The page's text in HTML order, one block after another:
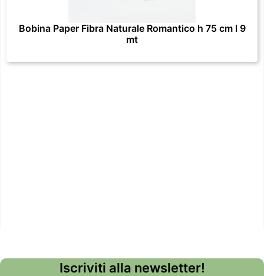
Bobina Paper Fibra Naturale Romantico h 75 cm l 9
mt
Iscriviti alla newsletter!